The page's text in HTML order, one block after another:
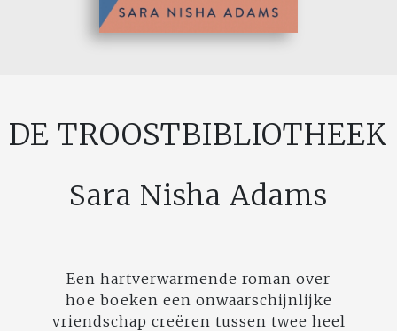
DE TROOSTBIBLIOTHEEK
Sara Nisha Adams
Een hartverwarmende roman over
hoe boeken een onwaarschijnlijke
vriendschap creëren tussen twee heel